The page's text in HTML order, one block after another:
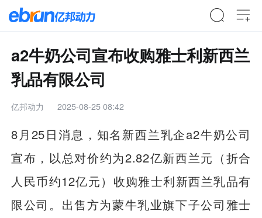
a2牛奶公司宣布收购雅士利新西兰
乳品有限公司
亿邦动力 2025-08-25 08:42
8月25日消息，知名新西兰乳企a2牛奶公司
宣布，以总对价约为2.82亿新西兰元（折合
人民币约12亿元）收购雅士利新西兰乳品有
限公司。出售方为蒙牛乳业旗下子公司雅士